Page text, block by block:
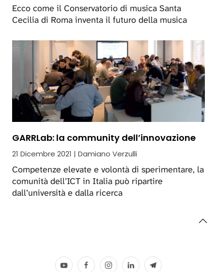
Ecco come il Conservatorio di musica Santa
Cecilia di Roma inventa il futuro della musica
GARRLab: la community dell’innovazione
21 Dicembre 2021 | Damiano Verzulli
Competenze elevate e volontà di sperimentare, la
comunità dell’ICT in Italia può ripartire
dall’università e dalla ricerca